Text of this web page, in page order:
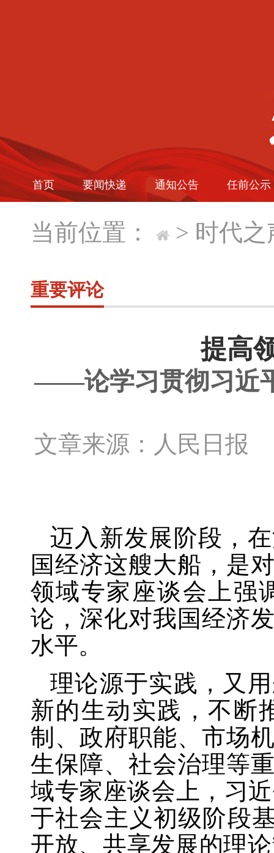
首页 要闻快递 通知公告 任前公示
当前位置： > 时代之
重要评论
提高
——论学习贯彻习近
文章来源：人民日
迈入新发展阶段，
国经济这艘大船，是
领域专家座谈会上强
论，深化对我国经济
水平。
理论源于实践，又
新的生动实践，不断
制、政府职能、市场
生保障、社会治理等
域专家座谈会上，习
于社会主义初级阶段
开放、共享发展的理